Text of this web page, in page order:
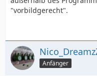
"vorbildgerecht".
Anfänger